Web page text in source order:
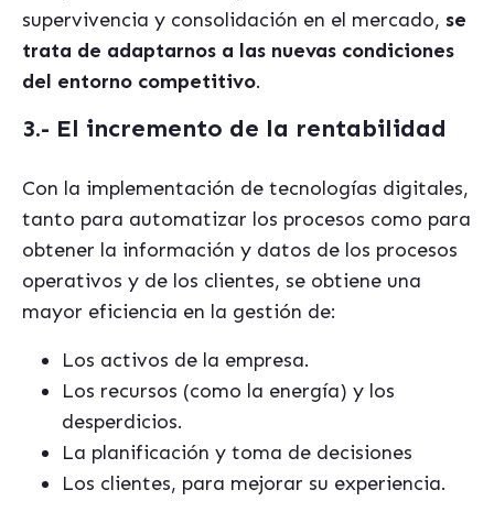
supervivencia y consolidación en el mercado, se
trata de adaptarnos a las nuevas condiciones
del entorno competitivo.
3.- El incremento de la rentabilidad
Con la implementación de tecnologías digitales,
tanto para automatizar los procesos como para
obtener la información y datos de los procesos
operativos y de los clientes, se obtiene una
mayor eficiencia en la gestión de:
Los activos de la empresa.
Los recursos (como la energía) y los
desperdicios.
La planificación y toma de decisiones
Los clientes, para mejorar su experiencia.